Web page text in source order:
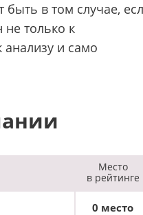
в том случае,
только к
и само
Место
в рейтинге
0 место